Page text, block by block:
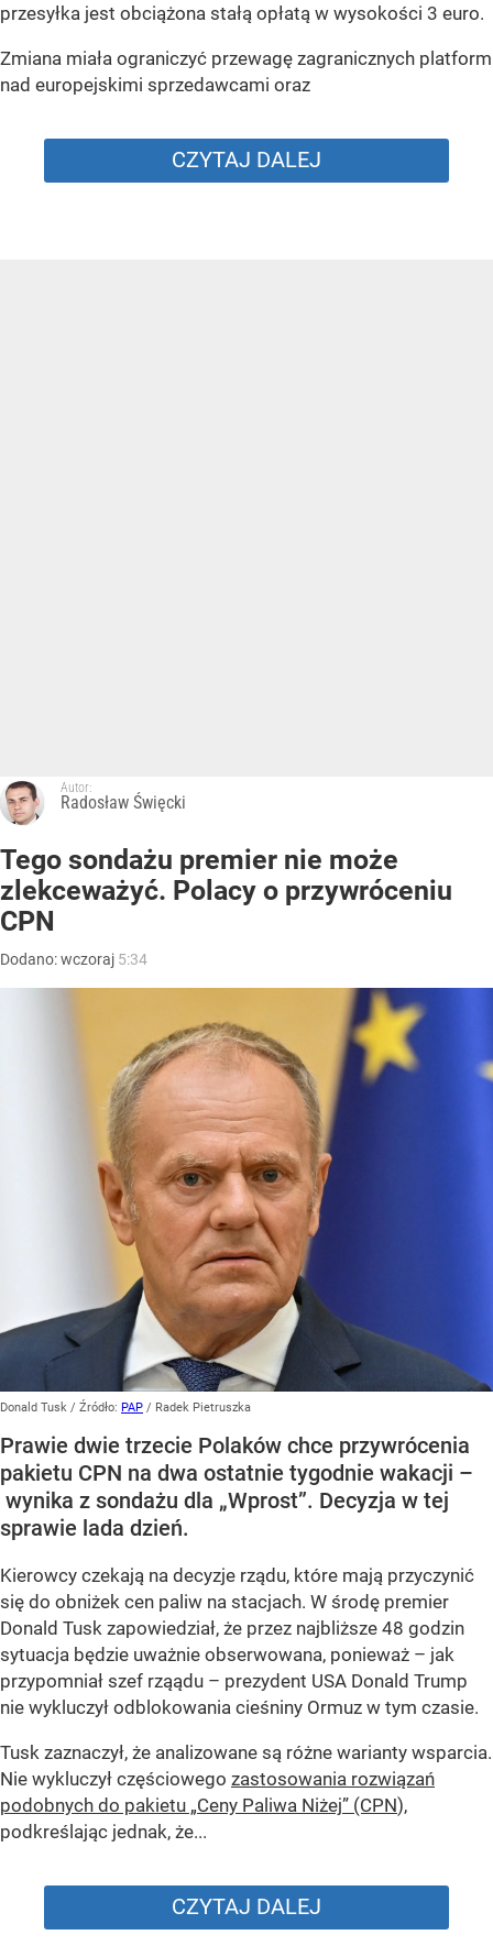
przesyłka jest obciążona stałą opłatą w wysokości 3 euro.
Zmiana miała ograniczyć przewagę zagranicznych platform
nad europejskimi sprzedawcami oraz
CZYTAJ DALEJ
Autor:
Radosław Święcki
Tego sondażu premier nie może
zlekceważyć. Polacy o przywróceniu
CPN
Dodano:wczoraj 5:34
Donald Tusk / Źródło: PAP / Radek Pietruszka
Prawie dwie trzecie Polaków chce przywrócenia
pakietu CPN na dwa ostatnie tygodnie wakacji –
wynika z sondażu dla „Wprost”. Decyzja w tej
sprawie lada dzień.
Kierowcy czekają na decyzje rządu, które mają przyczynić
się do obniżek cen paliw na stacjach. W środę premier
Donald Tusk zapowiedział, że przez najbliższe 48 godzin
sytuacja będzie uważnie obserwowana, ponieważ – jak
przypomniał szef rząądu – prezydent USA Donald Trump
nie wykluczył odblokowania cieśniny Ormuz w tym czasie.
Tusk zaznaczył, że analizowane są różne warianty wsparcia.
Nie wykluczył częściowego zastosowania rozwiązań
podobnych do pakietu „Ceny Paliwa Niżej” (CPN),
podkreślając jednak, że...
CZYTAJ DALEJ